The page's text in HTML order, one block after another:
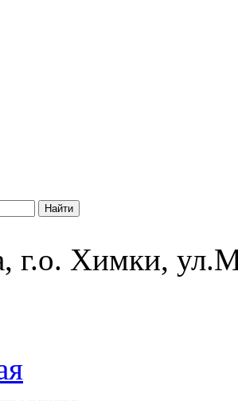
г.о. Химки,